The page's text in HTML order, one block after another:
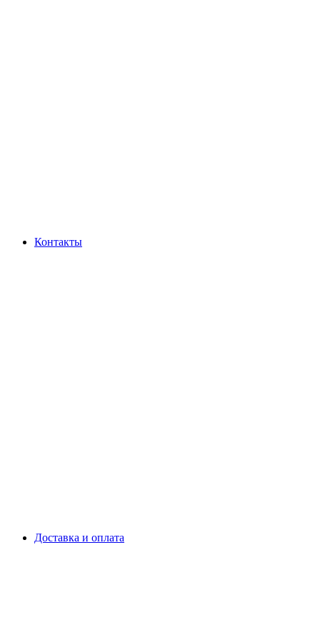
Контакты
Доставка и оплата